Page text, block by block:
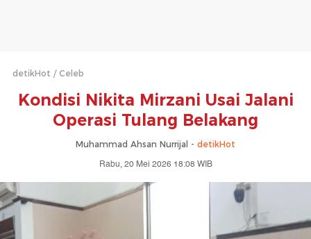
detikHot Celeb
Kondisi Nikita Mirzani Usai Jalani
Operasi Tulang Belakang
Muhammad Ahsan Nurrijal - detikHot
Rabu, 20 Mei 2026 18:08 WIB